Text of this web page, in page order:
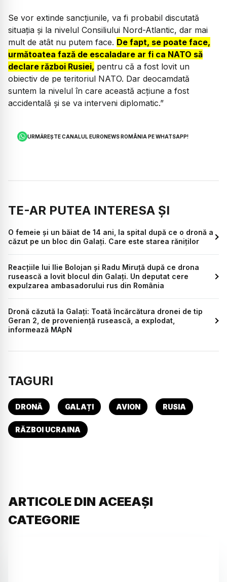
Se vor extinde sancțiunile, va fi probabil discutată
situația și la nivelul Consiliului Nord-Atlantic, dar mai
mult de atât nu putem face. De fapt, se poate face,
următoatea fază de escaladare ar fi ca NATO să
declare război Rusiei, pentru că a fost lovit un
obiectiv de pe teritoriul NATO. Dar deocamdată
suntem la nivelul în care această acțiune a fost
accidentală și se va interveni diplomatic.”
URMĂREȘTE CANALUL EURONEWS ROMÂNIA PE WHATSAPP!
TE-AR PUTEA INTERESA ȘI
O femeie și un băiat de 14 ani, la spital după ce o dronă a
căzut pe un bloc din Galați. Care este starea răniților
Reacțiile lui Ilie Bolojan și Radu Miruță după ce drona
rusească a lovit blocul din Galați. Un deputat cere
expulzarea ambasadorului rus din România
Dronă căzută la Galați: Toată încărcătura dronei de tip
Geran 2, de proveniență rusească, a explodat,
informează MApN
TAGURI
DRONĂ GALAȚI AVION RUSIA
RĂZBOI UCRAINA
ARTICOLE DIN ACEEAȘI
CATEGORIE